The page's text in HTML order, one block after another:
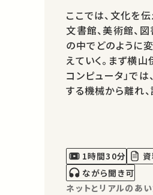
ここでは、文化を
文書館、美術館、
の中でどのように
えていく。まず横
コンピュータ」で
する機械から離れ
アムとコンピュータ
スとしての音声ガ
1時間30分
ながら聞き可
ネットとリアルのあ